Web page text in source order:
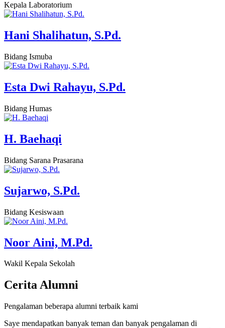
Kepala Laboratorium
Hani Shalihatun, S.Pd.
Bidang Ismuba
Esta Dwi Rahayu, S.Pd.
Bidang Humas
H. Baehaqi
Bidang Sarana Prasarana
Sujarwo, S.Pd.
Bidang Kesiswaan
Noor Aini, M.Pd.
Wakil Kepala Sekolah
CeritaAlumni
Pengalaman beberapa alumni terbaik kami
Saye mendapatkan banyak teman dan banyak pengalaman di